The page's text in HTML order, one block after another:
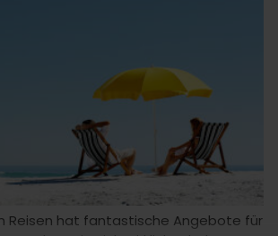
Reisen hat fantastische Angebote für